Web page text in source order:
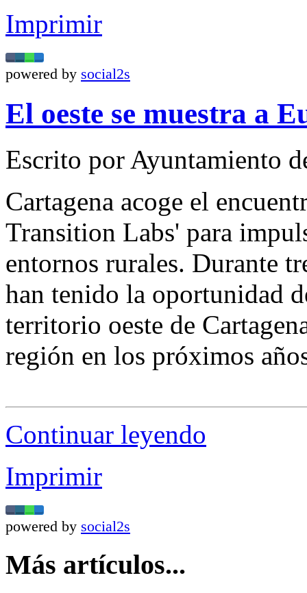
Imprimir
powered by social2s
El oeste se muestra a
Escrito por Ayuntamiento
Cartagena acoge el
Transition Labs' para
entornos rurales. Durante
han tenido la oportunidad
territorio oeste de
región en los próximos
Continuar leyendo
Imprimir
powered by social2s
Más artículos...